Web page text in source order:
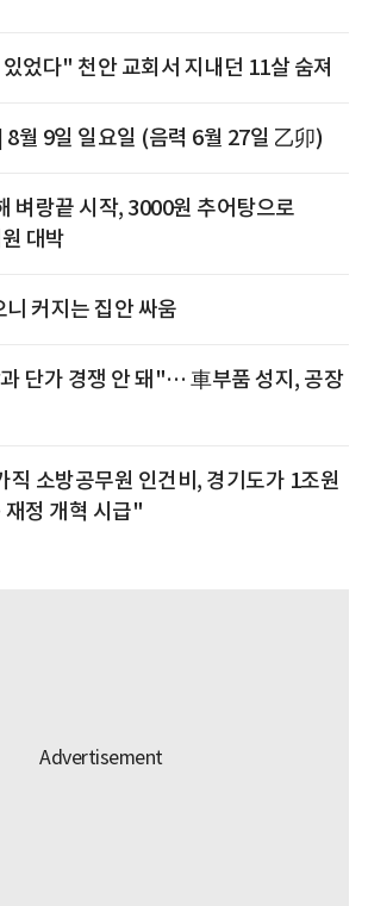
었다" 천안 교회서 지내던 11살 숨져
월 9일 일요일 (음력 6월 27일 乙卯)
벼랑끝 시작, 3000원 추어탕으로
대박
커지는 집안 싸움
단가 경쟁 안 돼"… 車부품 성지, 공장
직 소방공무원 인건비, 경기도가 1조원
정 개혁 시급"